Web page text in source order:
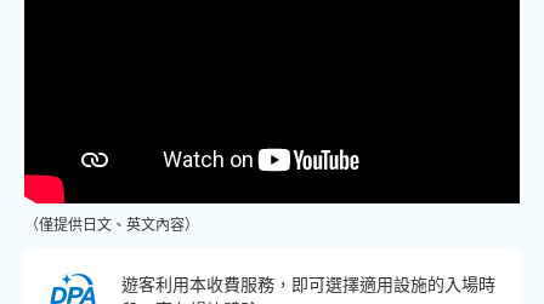
（僅提供日文、英文內容）
遊客利用本收費服務，即可選擇適用設施的入場時